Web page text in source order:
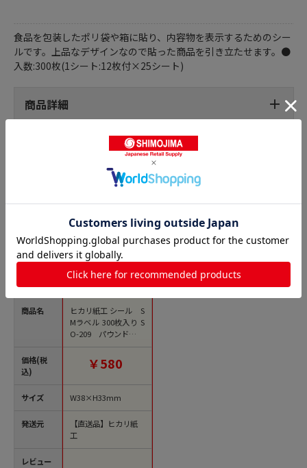
食品を包装したポリ袋や箱に貼り、内容物を表示するためのシー
ルです。上品なデザインなので貼った商品を引き立たせます。●
入数:300枚(1シート:12枚付×25シート)
商品詳細
パンシール・菓子シールの人気商品との比較
商品名
価格(税
込)
サイズ
発送元
レビュー
ヒカリ紙工 シール S
Mラベル 300枚入り S
O-209 パウンドケー
キ 300枚/束（ご注文
単位1束）【直送品】
￥580
W38×H33mm
【直送品】ヒカリ紙
工